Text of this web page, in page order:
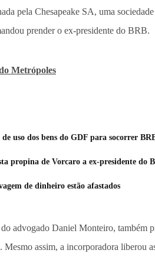
pela Chesapeake SA, uma
prender o ex-presidente do BRB.
Metrópoles
uso dos bens do GDF para socorrer
propina de Vorcaro a ex-presidente do
de dinheiro estão afastados
advogado Daniel Monteiro, também
assim, a incorporadora liberou